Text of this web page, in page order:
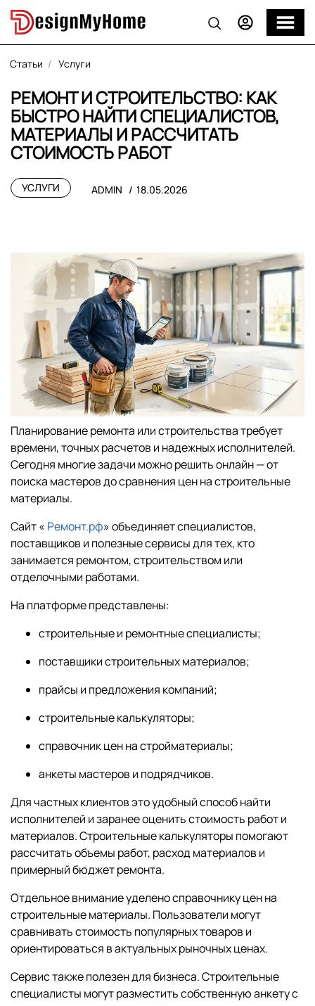
Статьи Услуги
РЕМОНТ И СТРОИТЕЛЬСТВО: КАК
БЫСТРО НАЙТИ СПЕЦИАЛИСТОВ,
МАТЕРИАЛЫ И РАССЧИТАТЬ
СТОИМОСТЬ РАБОТ
УСЛУГИ ADMIN 18.05.2026
Планирование ремонта или строительства требует
времени, точных расчетов и надежных исполнителей.
Сегодня многие задачи можно решить онлайн — от
поиска мастеров до сравнения цен на строительные
материалы.
Сайт « Ремонт.рф» объединяет специалистов,
поставщиков и полезные сервисы для тех, кто
занимается ремонтом, строительством или
отделочными работами.
На платформе представлены:
строительные и ремонтные специалисты;
поставщики строительных материалов;
прайсы и предложения компаний;
строительные калькуляторы;
справочник цен на стройматериалы;
анкеты мастеров и подрядчиков.
Для частных клиентов это удобный способ найти
исполнителей и заранее оценить стоимость работ и
материалов. Строительные калькуляторы помогают
рассчитать объемы работ, расход материалов и
примерный бюджет ремонта.
Отдельное внимание уделено справочнику цен на
строительные материалы. Пользователи могут
сравнивать стоимость популярных товаров и
ориентироваться в актуальных рыночных ценах.
Сервис также полезен для бизнеса. Строительные
специалисты могут разместить собственную анкету с